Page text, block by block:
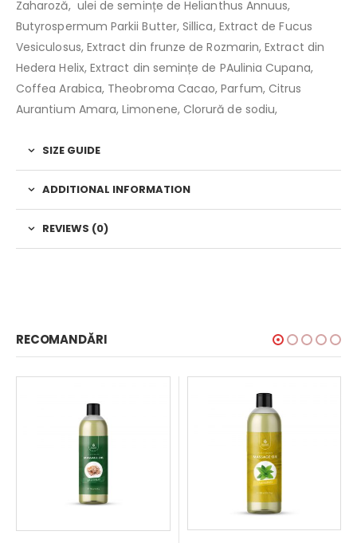
Zaharoză, ulei de semințe de Helianthus Annuus,
Butyrospermum Parkii Butter, Sillica, Extract de Fucus
Vesiculosus, Extract din frunze de Rozmarin, Extract din
Hedera Helix, Extract din semințe de PAulinia Cupana,
Coffea Arabica, Theobroma Cacao, Parfum, Citrus
Aurantium Amara, Limonene, Clorură de sodiu,
SIZE GUIDE
ADDITIONAL INFORMATION
REVIEWS (0)
RECOMANDĂRI